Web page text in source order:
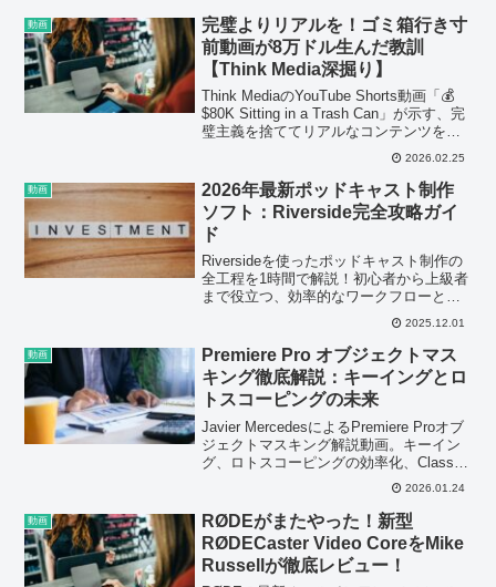
動画
完璧よりリアルを！ゴミ箱行き寸
前動画が8万ドル生んだ教訓
【Think Media深掘り】
Think MediaのYouTube Shorts動画「💰
$80K Sitting in a Trash Can」が示す、完
璧主義を捨ててリアルなコンテンツを発
信することの重要性を解説。ポッドキャ
スト・音声配信クリエイター必見の教訓
と、その実用的価値を深掘りします。
2026.02.25
動画
2026年最新ポッドキャスト制作
ソフト：Riverside完全攻略ガイ
ド
Riversideを使ったポッドキャスト制作の
全工程を1時間で解説！初心者から上級者
まで役立つ、効率的なワークフローと最
新ツールを紹介。今すぐ動画をチェック
して、あなたのポッドキャストをレベル
アップさせましょう。
2025.12.01
動画
Premiere Pro オブジェクトマス
キング徹底解説：キーイングとロ
トスコーピングの未来
Javier MercedesによるPremiere Proオブ
ジェクトマスキング解説動画。キーイン
グ、ロトスコーピングの効率化、Classic
Matte Tipsまで網羅。動画編集スキルを
向上させ、制作時間を短縮しましょう。
2026.01.24
動画
RØDEがまたやった！新型
RØDECaster Video CoreをMike
Russellが徹底レビュー！